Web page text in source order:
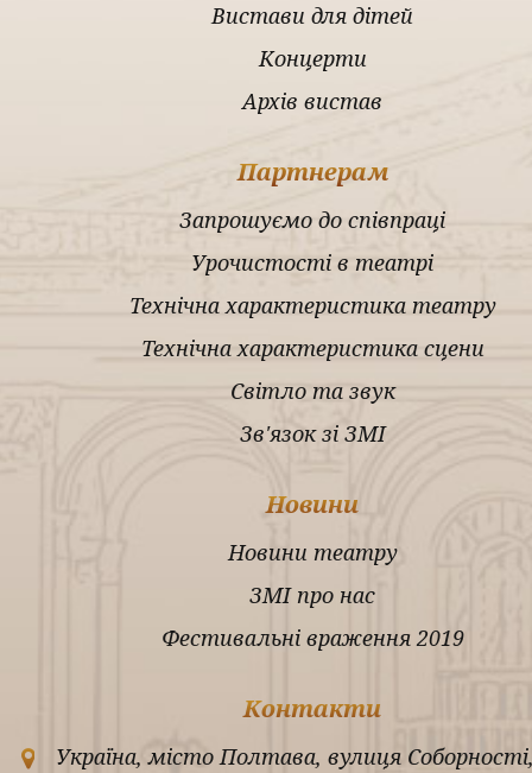
Вистави для дітей
Концерти
Архів вистав
Партнерам
Запрошуємо до співпраці
Урочистості в театрі
Технічна характеристика театру
Технічна характеристика сцени
Світло та звук
Зв'язок зі ЗМІ
Новини
Новини театру
ЗМІ про нас
Фестивальні враження 2019
Контакти
Україна, місто Полтава, вулиця